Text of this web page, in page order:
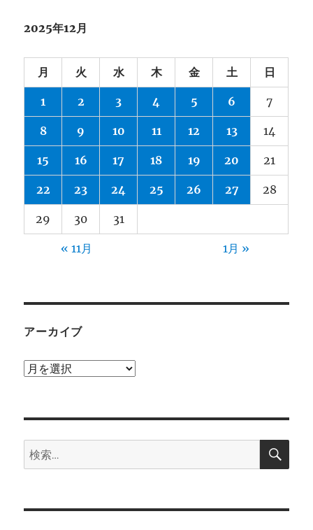
2025年12月
月 火 水 木 金 土 日
1 2 3 4 5 6 7
8 9 10 11 12 13 14
15 16 17 18 19 20 21
22 23 24 25 26 27 28
29 30 31
« 11月 1月 »
アーカイブ
ア
検
索:
検